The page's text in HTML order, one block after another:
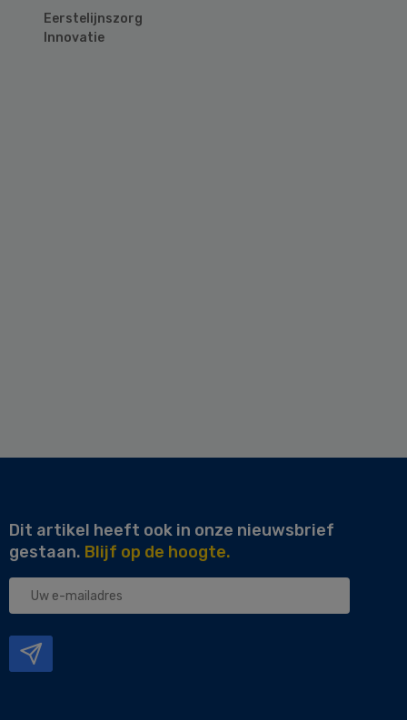
Eerstelijnszorg
Innovatie
Dit artikel heeft ook in onze nieuwsbrief
gestaan. Blijf op de hoogte.
Uw